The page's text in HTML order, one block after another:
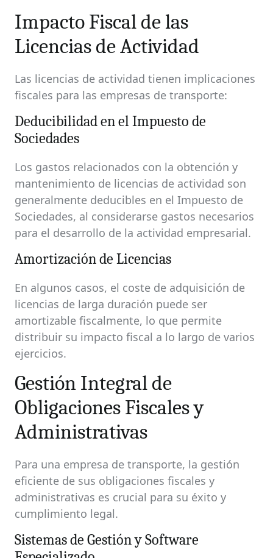
Impacto Fiscal de las
Licencias de Actividad
Las licencias de actividad tienen implicaciones
fiscales para las empresas de transporte:
Deducibilidad en el Impuesto de
Sociedades
Los gastos relacionados con la obtención y
mantenimiento de licencias de actividad son
generalmente deducibles en el Impuesto de
Sociedades, al considerarse gastos necesarios
para el desarrollo de la actividad empresarial.
Amortización de Licencias
En algunos casos, el coste de adquisición de
licencias de larga duración puede ser
amortizable fiscalmente, lo que permite
distribuir su impacto fiscal a lo largo de varios
ejercicios.
Gestión Integral de
Obligaciones Fiscales y
Administrativas
Para una empresa de transporte, la gestión
eficiente de sus obligaciones fiscales y
administrativas es crucial para su éxito y
cumplimiento legal.
Sistemas de Gestión y Software